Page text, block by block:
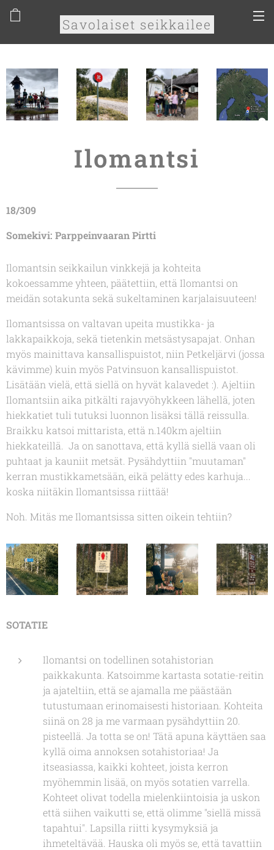
Savolaiset seikkailee
Ilomantsi
18/309
Somekivi: Parppeinvaaran Pirtti
Ilomantsin seikkailun vinkkejä ja kohteita
kokoessamme yhteen, päätettiin, että Ilomantsi on
meidän sotakunta sekä sukeltaminen karjalaisuuteen!
Ilomantsissa on valtavan upeita mustikka- ja
lakkapaikkoja, sekä tietenkin metsästysapajat. Onhan
myös mainittava kansallispuistot, niin Petkeljärvi (jossa
kävimme) kuin myös Patvinsuon kansallispuistot.
Lisätään vielä, että siellä on hyvät kalavedet :). Ajeltiin
Ilomantsiin aika pitkälti rajavyöhykkeen lähellä, joten
hiekkatiet tuli tutuksi luonnon lisäksi tällä reissulla.
Braikku katsoi mittarista, että n.140km ajeltiin
hiekkateillä. Ja on sanottava, että kyllä siellä vaan oli
puhtaat ja kauniit metsät. Pysähdyttiin "muutaman"
kerran mustikkametsään, eikä pelätty edes karhuja...
koska niitäkin Ilomantsissa riittää!
Noh. Mitäs me Ilomantsissa sitten oikein tehtiin?
SOTATIE
Ilomantsi on todellinen sotahistorian
paikkakunta. Katsoimme kartasta sotatie-reitin
ja ajateltiin, että se ajamalla me päästään
tutustumaan erinomaisesti historiaan. Kohteita
siinä on 28 ja me varmaan pysähdyttiin 20.
pisteellä. Ja totta se on! Tätä apuna käyttäen saa
kyllä oima annoksen sotahistoriaa! Ja
itseasiassa, kaikki kohteet, joista kerron
myöhemmin lisää, on myös sotatien varrella.
Kohteet olivat todella mielenkiintoisia ja uskon
että siihen vaikutti se, että olimme "siellä missä
tapahtui". Lapsilla riitti kysymyksiä ja
ihmeteltävää. Hauska oli myös se, että tavattiin